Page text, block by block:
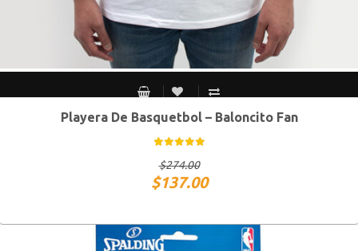
CH M G XG
Playera De Basquetbol – Baloncito Fan
$274.00
$137.00